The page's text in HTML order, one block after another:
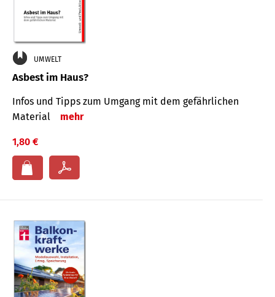
UMWELT
Asbest im Haus?
Infos und Tipps zum Um­gang mit dem ge­fähr­lichen
Mate­rial
mehr
1,80 €